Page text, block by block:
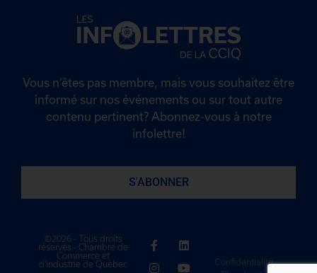
Vous n’êtes pas membre, mais vous souhaitez être
informé sur nos événements ou sur tout autre
contenu pertinent? Abonnez-vous à notre
infolettre!
S'ABONNER
©2026 - Tous droits
réservés - Chambre de
Commerce et
d'industrie de Québec
Confidentialité